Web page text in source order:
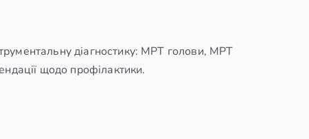
діагностику: МРТ голови, МРТ
щодо профілактики.